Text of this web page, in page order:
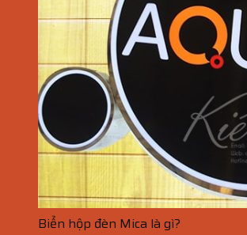
Biển hộp đèn Mica là gì?